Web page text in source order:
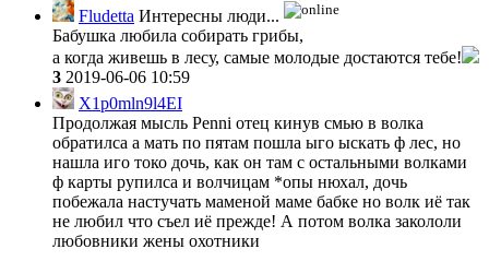
Fludetta Интересны люди...
Бабушка любила собирать грибы,
а когда живешь в лесу, самые молодые достаются тебе!
3 2019-06-06 10:59
X1p0mln9l4EI
Продолжая мысль Penni отец кинув смью в волка
обратилса а мать по пятам пошла ыго ыскать ф лес, но
нашла иго токо дочь, как он там с остальными волками
ф карты рупилса и волчицам *опы нюхал, дочь
побежала настучать маменой маме бабке но волк иё так
не любил что съел иё прежде! А потом волка закололи
любовники жены охотники